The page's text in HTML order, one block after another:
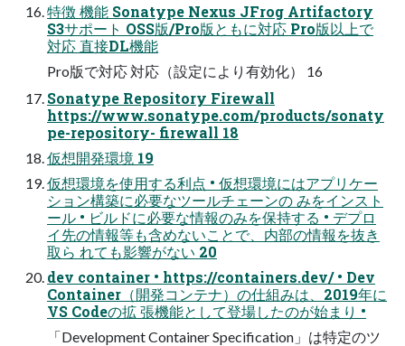
特徴 機能 Sonatype Nexus JFrog Artifactory
S3サポート OSS版/Pro版ともに対応 Pro版以上で
対応 直接DL機能
Pro版で対応 対応（設定により有効化） 16
Sonatype Repository Firewall
https://www.sonatype.com/products/sonaty
pe-repository- firewall 18
仮想開発環境 19
仮想環境を使用する利点 • 仮想環境にはアプリケー
ション構築に必要なツールチェーンの みをインスト
ール • ビルドに必要な情報のみを保持する • デプロ
イ先の情報等も含めないことで、内部の情報を抜き
取ら れても影響がない 20
dev container • https://containers.dev/ • Dev
Container（開発コンテナ）の仕組みは、2019年に
VS Codeの拡 張機能として登場したのが始まり •
「Development Container Specification」は特定のツ